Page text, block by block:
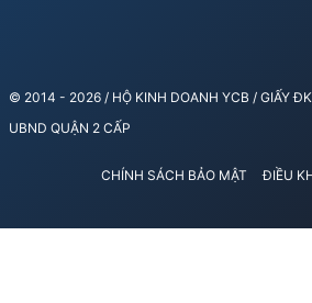
© 2014 - 2026 / HỘ KINH DOANH YCB / GIẤY
UBND QUẬN 2 CẤP
CHÍNH SÁCH BẢO MẬT ĐIỀU